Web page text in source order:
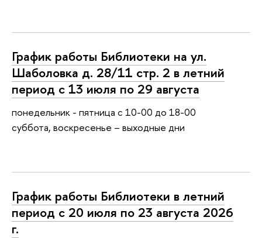
График работы Библиотеки на ул.
Шаболовка д. 28/11 стр. 2 в летний
период с 13 июля по 29 августа
понедельник - пятница с 10-00 до 18-00
суббота, воскресенье – выходные дни
График работы Библиотеки в летний
период с 20 июля по 23 августа 2026
г.